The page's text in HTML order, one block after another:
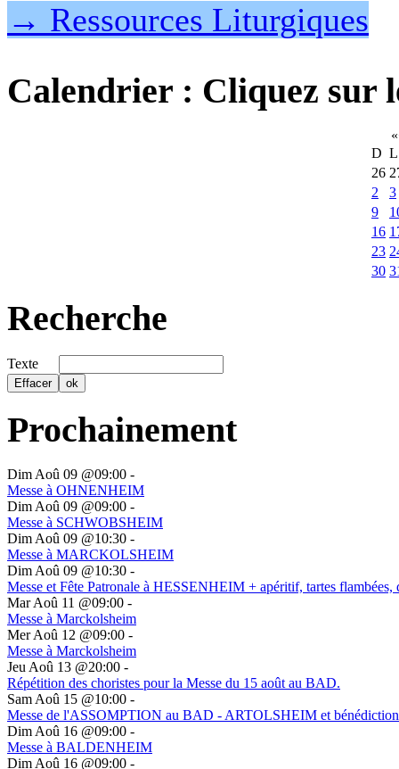
→ Ressources Liturgiques
Calendrier : Cliquez sur
«
D L
26
2
3
9
16
23
30
Recherche
Texte
Prochainement
Dim Aoû 09 @09:00 -
Messe à OHNENHEIM
Dim Aoû 09 @09:00 -
Messe à SCHWOBSHEIM
Dim Aoû 09 @10:30 -
Messe à MARCKOLSHEIM
Dim Aoû 09 @10:30 -
Messe et Fête Patronale à HESSENHEIM + apéritif, tartes flambées,
Mar Aoû 11 @09:00 -
Messe à Marckolsheim
Mer Aoû 12 @09:00 -
Messe à Marckolsheim
Jeu Aoû 13 @20:00 -
Répétition des choristes pour la Messe du 15 août au BAD.
Sam Aoû 15 @10:00 -
Messe de l'ASSOMPTION au BAD - ARTOLSHEIM et bénédiction
Dim Aoû 16 @09:00 -
Messe à BALDENHEIM
Dim Aoû 16 @09:00 -